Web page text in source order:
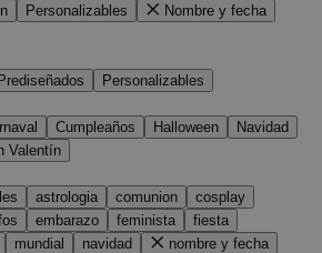
Personalizables
Nombre y fecha
Prediseñados
Personalizables
Cumpleaños Halloween
Navidad
Valentín
astrologia comunion
cosplay
embarazo feminista
fiesta
mundial navidad
nombre y fecha